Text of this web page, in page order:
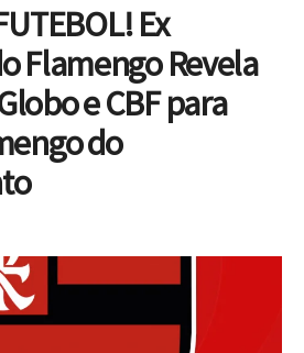
Ex
Flamengo Revela
e CBF para
do